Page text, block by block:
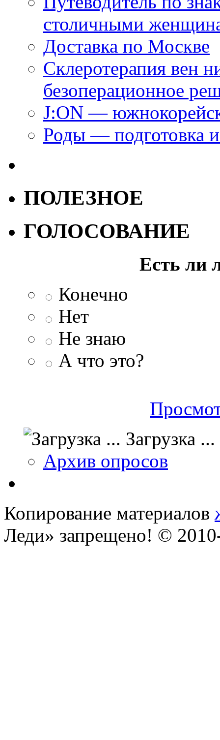
столичными
Доставка по Москве
Склеротерапия вен
безоперационное
J:ON —
Роды — подготовка
ПОЛЕЗНОЕ
ГОЛОСОВАНИЕ
Есть ли
Конечно
Нет
Не знаю
А что это?
Загрузка ...
Архив опросов
Копирование материалов
Леди» запрещено! ©